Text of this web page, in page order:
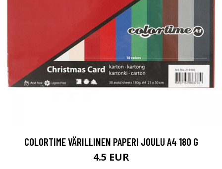
COLORTIME VÄRILLINEN PAPERI JOULU A4 180 G
4.5 EUR